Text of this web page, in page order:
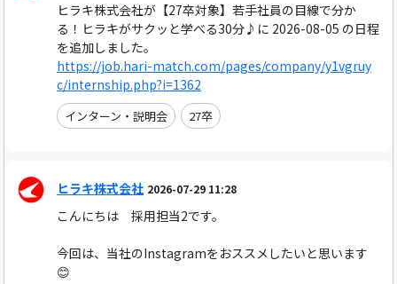
ヒラキ株式会社が【27卒対象】若手社員の目線で分か
る！ヒラキがサクッと学べる30分♪に 2026-08-05 の日程
を追加しました。
https://job.hari-match.com/pages/company/y1vgruy
c/internship.php?i=1362
インターン・説明会 27卒
ヒラキ株式会社 2026-07-29 11:28
こんにちは 採用担当2です。
今回は、当社のInstagramをおススメしたいと思います
😊